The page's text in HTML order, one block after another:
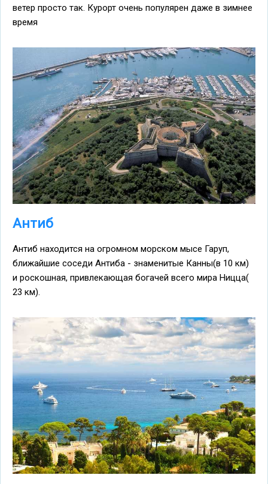
ветер просто так. Курорт очень популярен даже в зимнее
время
Антиб
Антиб находится на огромном морском мысе Гаруп,
ближайшие соседи Антиба - знаменитые Канны(в 10 км)
и роскошная, привлекающая богачей всего мира Ницца(
23 км).